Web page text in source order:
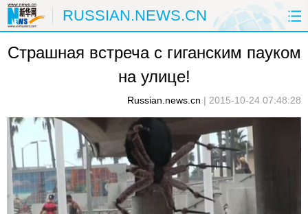
RUSSIAN.NEWS.CN
ГЛАВНАЯ КИТАЙ РФ И СНГ
ЭКОНОМИКА
НАУКА ПРИРОДА КУЛЬТУРА
СПОРТ ЗДОРОВЬЕ ФОТОЛЕНТЫ
СПЕЦТЕМЫ
Страшная встреча с гиганским пауком
на улице!
Russian.news.cn | 2015-10-24 07:48:28